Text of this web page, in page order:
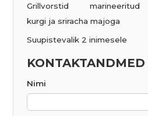
Grillvorstid marineeritud
kurgi ja sriracha majoga
Suupistevalik 2 inimesele
KONTAKTANDMED
Nimi